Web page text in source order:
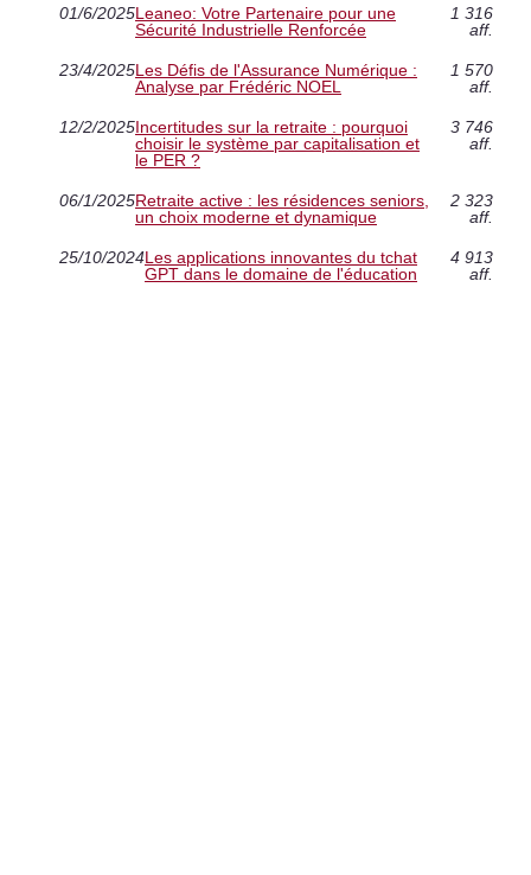
01/6/2025Leaneo: Votre Partenaire pour une
Sécurité Industrielle Renforcée
1 316
aff.
23/4/2025Les Défis de l'Assurance Numérique :
Analyse par Frédéric NOEL
1 570
aff.
12/2/2025Incertitudes sur la retraite : pourquoi
choisir le système par capitalisation et
le PER ?
3 746
aff.
06/1/2025Retraite active : les résidences seniors,
un choix moderne et dynamique
2 323
aff.
25/10/2024Les applications innovantes du tchat
GPT dans le domaine de l'éducation
4 913
aff.